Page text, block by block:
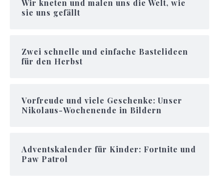
Wir kneten und malen uns die Welt, wie
sie uns gefällt
Zwei schnelle und einfache Bastelideen
für den Herbst
Vorfreude und viele Geschenke: Unser
Nikolaus-Wochenende in Bildern
Adventskalender für Kinder: Fortnite und
Paw Patrol